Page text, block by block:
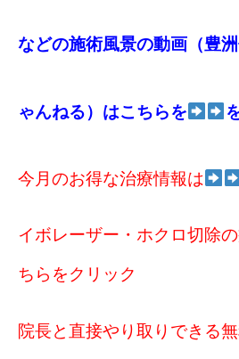
などの施術風景の動画（豊
ゃんねる）はこちらを
今月のお得な治療情報は
イボレーザー・ホクロ切除
ちらをクリック
院長と直接やり取りできる